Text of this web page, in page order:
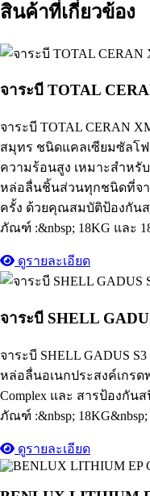
สินค้าที่เกี่ยวข้อง
จาระบี TOTAL
จาระบี TOTAL CERAN
สมุทร ชนิดแคลเซียมซัลโ
ความร้อนสูง เหมาะสำหรั
หล่อลื่นชิ้นส่วนทุกชนิดที่จา
ครั้ง ด้วยคุณสมบัติป้องกัน
ภัณฑ์ :&nbsp; 18KG และ
ดูรายละเอียด
จาระบี SHELL
จาระบี SHELL GADUS
หล่อลื่นอเนกประสงค์เกร
Complex และ สารป้องกั
ภัณฑ์ :&nbsp; 18KG&nbsp;
ดูรายละเอียด